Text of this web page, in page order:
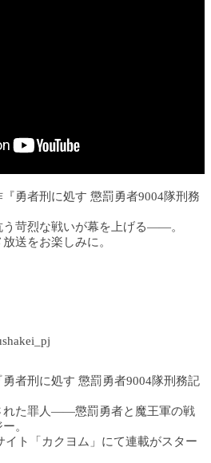
勇者刑に処す 懲罰勇者9004隊刑務
苛烈な戦いが幕を上げる――。
送をお楽しみに。
者刑に処す 懲罰勇者9004隊刑務記
れた罪人――懲罰勇者と魔王軍の戦
。
イト「カクヨム」にて連載がスター